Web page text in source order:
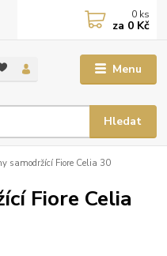
Menu
Hledat
0 ks
za 0 Kč
samodržící Fiore Celia 30
Fiore Celia